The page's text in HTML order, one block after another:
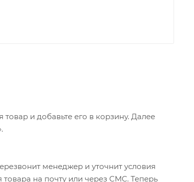
и добавьте его в корзину. Далее
менеджер и уточнит условия
на почту или через СМС. Теперь